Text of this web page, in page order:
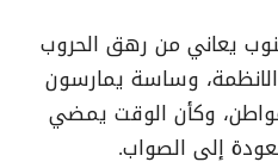
يعاني من رهق الحروب
وساسة يمارسون
وكأن الوقت يمضي
إلى الصواب.